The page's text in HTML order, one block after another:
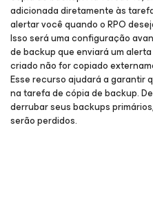
adicionada diretamente às
alertar você quando o RPO
Isso será uma configuração
de backup que enviará um
criado não for copiado
Esse recurso ajudará a garantir
na tarefa de cópia de backup.
derrubar seus backups
serão perdidos.